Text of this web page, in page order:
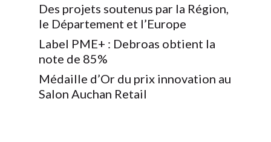
Des projets soutenus par la Région,
le Département et l’Europe
Label PME+ : Debroas obtient la
note de 85%
Médaille d’Or du prix innovation au
Salon Auchan Retail